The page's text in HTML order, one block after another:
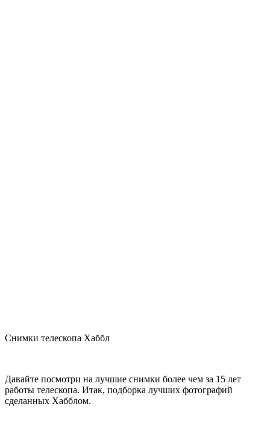
Снимки телескопа Хаббл
Давайте посмотри на лучшие снимки более чем за 15 лет
работы телескопа. Итак, подборка лучших фотографий
сделанных Хабблом.